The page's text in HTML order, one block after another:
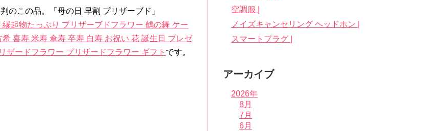
のこの品。「母の日 早割 プリザーブド」
起物たっぷり プリザーブドフラワー 鶴の舞 ケー
喜寿 米寿 傘寿 卒寿 白寿 お祝い 花 誕生日 プレゼ
ザードフラワー プリザードフラワー ギフト です。
空調服 |
ノイズキャンセリング ヘッドホン |
スマートプラグ |
アーカイブ
2026年
8月
7月
6月